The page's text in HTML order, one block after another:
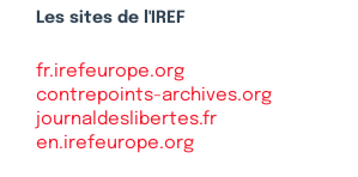
Les sites de l'IREF
fr.irefeurope.org
contrepoints-archives.org
journaldeslibertes.fr
en.irefeurope.org